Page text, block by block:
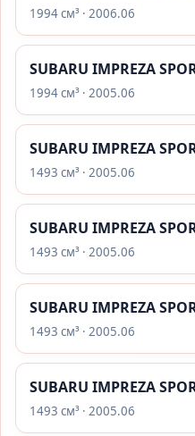
1994 см³ · 2006.06
SUBARU IMPREZA
1994 см³ · 2005.06
SUBARU IMPREZA
1493 см³ · 2005.06
SUBARU IMPREZA
1493 см³ · 2005.06
SUBARU IMPREZA
1493 см³ · 2005.06
SUBARU IMPREZA
1493 см³ · 2005.06